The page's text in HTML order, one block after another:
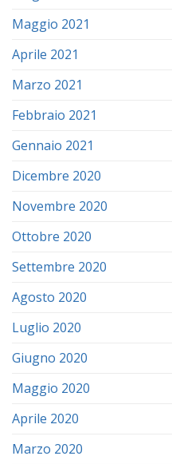
Maggio 2021
Aprile 2021
Marzo 2021
Febbraio 2021
Gennaio 2021
Dicembre 2020
Novembre 2020
Ottobre 2020
Settembre 2020
Agosto 2020
Luglio 2020
Giugno 2020
Maggio 2020
Aprile 2020
Marzo 2020